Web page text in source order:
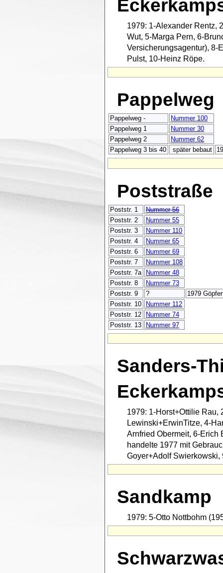
1979: 1-Alexander Rentz,
Wut, 5-Marga Pern, 6-
Versicherungsagentur), 8-
Pulst, 10-Heinz Röpe.
Pappelweg
Pappelweg -
Nummer 100
Pappelweg 1
Nummer 30
Pappelweg 2
Nummer 62
Pappelweg 3 bis 40
später bebaut
Poststraße
Poststr. 1
Nummer 56
Poststr. 2
Nummer 55
Poststr. 3
Nummer 110
Poststr. 4
Nummer 65
Poststr. 6
Nummer 69
Poststr. 7
Nummer 108
Poststr. 7a
Nummer 48
Poststr. 8
Nummer 73
Poststr. 9
?
1979
Poststr. 10
Nummer 112
Poststr. 12
Nummer 74
Poststr. 13
Nummer 97
Sanders-
1979: 1-Horst+Ottilie Rau,
Lewinski+ErwinTitze, 4-
Arnfried Obermeit, 6-Erich
handelte 1977 mit
Goyer+Adolf Swierkowski,
Sandkamp
1979: 5-Otto Nottbohm